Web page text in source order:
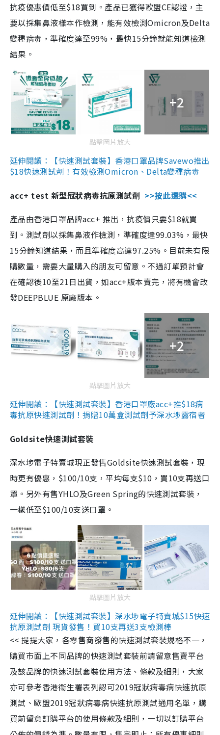
抗疫優惠價低至$18買到。產品已獲得歐盟CE認證，主
要以採集鼻液樣本作檢測，能有效檢測Omicron及Delta
變種病毒，準確度達至99%，最快15分鐘就能知道檢測
結果。
+2
點擊圖片放大
延伸閱讀：【快速測試套裝】香港口罩品牌Savewo推出
$18快速測試劑！有效檢測Omicron、Delta變種病毒
acc+ test 新型冠狀病毒抗原測試劑 >>按此選購<<
產品由香港口罩品牌acc+ 推出，抗疫價只要$18就買
到。測試劑以採集鼻液作檢測，準確度達99.03%，最快
15分鐘知道結果，而且準確度高達97.25%。目前未有限
購數量，需要大量購入的朋友可留意。不過訂單預計會
在確認後10至21日出貨，如acc+版本賣完，將有機會改
發DEEPBLUE 原廠版本。
+2
點擊圖片放大
延伸閱讀：【快速測試套裝】香港口罩廠acc+推$18病
毒抗原快速測試劑！捐贈10萬盒測試劑予深水埗露宿者
Goldsite快速測試套裝
深水埗電子特賣城現正發售Goldsite快速測試套裝，現
時更有優惠，$100/10支，平均每支$10，買10支再送口
罩。另外有售YHLO及Green Spring的快速測試套裝，
一樣低至$100/10支送口罩。
點擊圖片放大
延伸閱讀：【快速測試套裝】深水埗電子特賣城$15快速
抗原測試劑 現貨發售！買10支再送3支檢測棒
<< 提提大家，各零售商發售的快速測試套裝規格不一，
購買市面上不同品牌的快速測試套裝前請留意售賣平台
及該品牌的快速測試套裝使用方法、條款及細則，大家
亦可參考香港衞生署表列認可2019冠狀病毒病快速抗原
測試、歐盟2019冠狀病毒病快速抗原測試通用名單，購
買前留意訂購平台的使用條款及細則，一切以訂購平台